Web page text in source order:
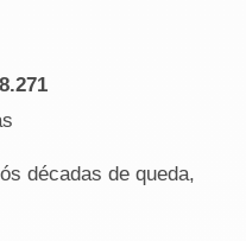
décadas de queda,